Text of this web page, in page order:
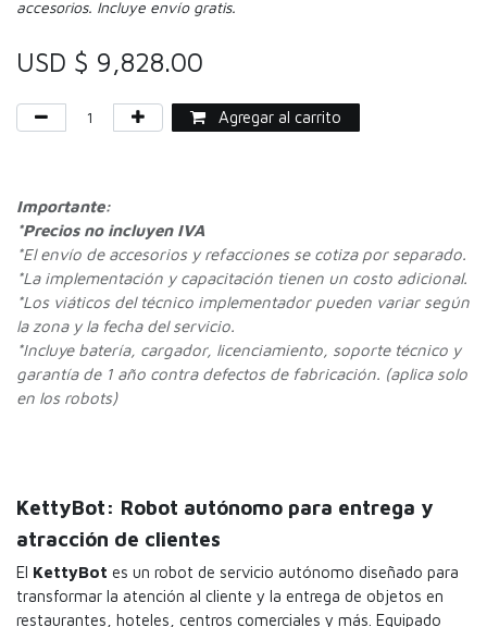
accesorios. Incluye envío gratis.
USD $ 9,828.00
Agregar al carrito
Importante:
*Precios no incluyen IVA
*El envío de accesorios y refacciones se cotiza por separado.
*La implementación y capacitación tienen un costo adicional.
*Los viáticos del técnico implementador pueden variar según
la zona y la fecha del servicio.
*Incluye batería, cargador, licenciamiento, soporte técnico y
garantía de 1 año contra defectos de fabricación. (aplica solo
en los robots)
KettyBot: Robot autónomo para entrega y
atracción de clientes
El KettyBot es un robot de servicio autónomo diseñado para
transformar la atención al cliente y la entrega de objetos en
restaurantes, hoteles, centros comerciales y más. Equipado